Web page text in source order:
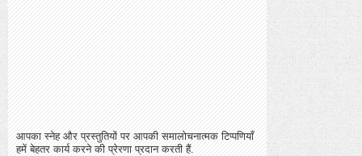
आपका स्नेह और प्रस्तुतियों पर आपकी समालोचनात्मक टिप्पणियाँ
हमें बेहतर कार्य करने की प्रेरणा प्रदान करती हैं.